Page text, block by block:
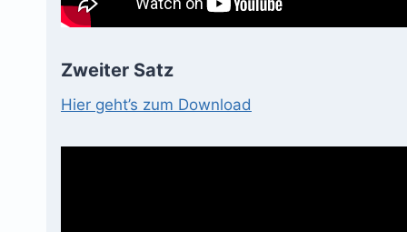
Zweiter Satz
Hier geht’s zum Download